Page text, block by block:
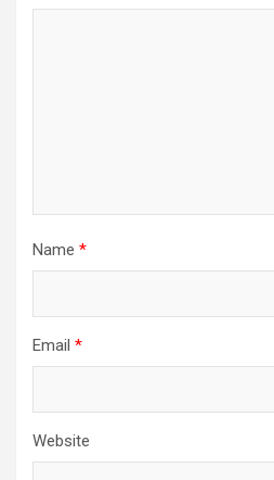
Name *
Email *
Website